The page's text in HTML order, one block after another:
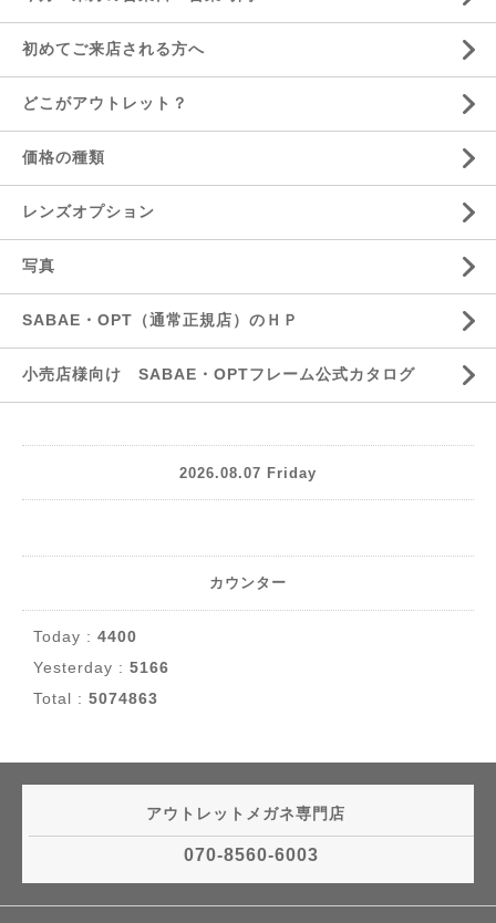
初めてご来店される方へ
どこがアウトレット？
価格の種類
レンズオプション
写真
SABAE・OPT（通常正規店）のＨＰ
小売店様向け SABAE・OPTフレーム公式カタログ
2026.08.07 Friday
カウンター
Today : 4400
Yesterday : 5166
Total : 5074863
アウトレットメガネ専門店
070-8560-6003